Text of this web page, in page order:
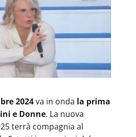
2024va in onda la prima
e Donne. La nuova
terrà compagnia al